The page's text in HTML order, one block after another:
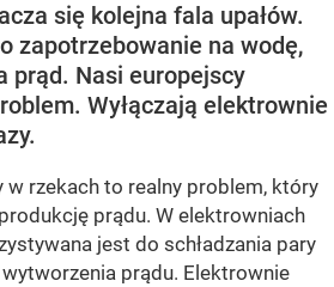
się kolejna fala upałów.
zapotrzebowanie na wodę,
prąd. Nasi europejscy
Wyłączają elektrownie
rzekach to realny problem, który
prądu. W elektrowniach
jest do schładzania pary
prądu. Elektrownie